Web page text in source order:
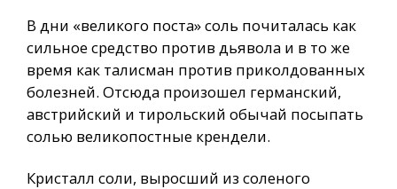
В дни «великого поста» соль почиталась как
сильное средство против дьявола и в то же
время как талисман против приколдованных
болезней. Отсюда произошел германский,
австрийский и тирольский обычай посыпать
солью великопостные крендели.
Кристалл соли, выросший из соленого